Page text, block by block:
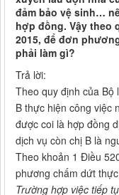
đảm bảo vệ sinh…
hợp đồng. Vậy theo
2015, để đơn
phải làm gì?
Trả lời:
Theo quy định của Bộ
B thực hiện công việc
được coi là hợp đồng
dịch vụ còn chị B là
Theo khoản 1 Điều
phương chấm dứt
Trường hợp việc tiếp